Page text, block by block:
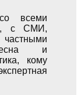
всеми
с СМИ,
и
кому